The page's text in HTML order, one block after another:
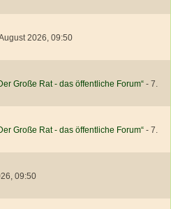
2026, 09:50
Große Rat - das öffentliche Forum“ - 7.
Große Rat - das öffentliche Forum“ - 7.
09:50